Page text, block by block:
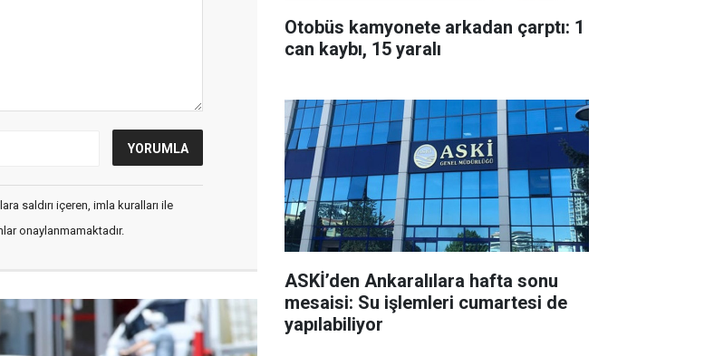
saldırı içeren, imla kuralları ile
onaylanmamaktadır.
Otobüs kamyonete arkadan çarptı: 1
can kaybı, 15 yaralı
ASKİ’den Ankaralılara hafta sonu
mesaisi: Su işlemleri cumartesi de
yapılabiliyor